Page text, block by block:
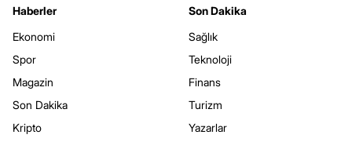
Haberler
Ekonomi
Spor
Magazin
Son Dakika
Kripto
Son Dakika
Sağlık
Teknoloji
Finans
Turizm
Yazarlar